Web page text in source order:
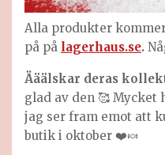
Alla produkter
på på lagerhaus.se.
Ääälskar deras
glad av den 🥰 Mycket
jag ser fram emot att
butik i oktober ❤️🍬